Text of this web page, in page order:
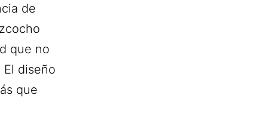
de
que no
El diseño
que